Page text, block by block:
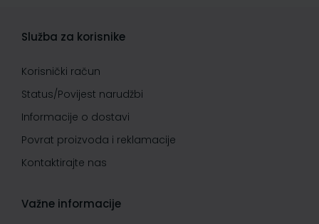
Služba za korisnike
Korisnički račun
Status/Povijest narudžbi
Informacije o dostavi
Povrat proizvoda i reklamacije
Kontaktirajte nas
Važne informacije